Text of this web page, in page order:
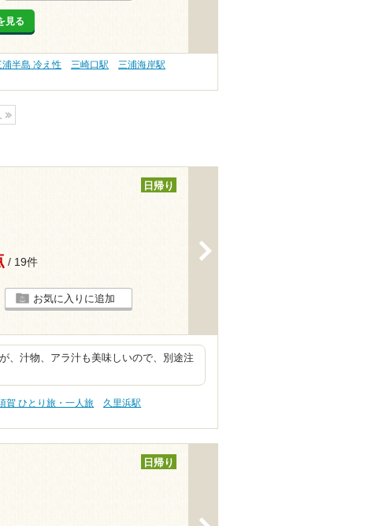
見る
浦半島 冷え性 三崎口駅
三浦海岸駅
日帰り
/ 19件
お気に入りに追加
、汁物、アラ汁も美味しいので、別途注
賀 ひとり旅・一人旅
久里浜駅
日帰り